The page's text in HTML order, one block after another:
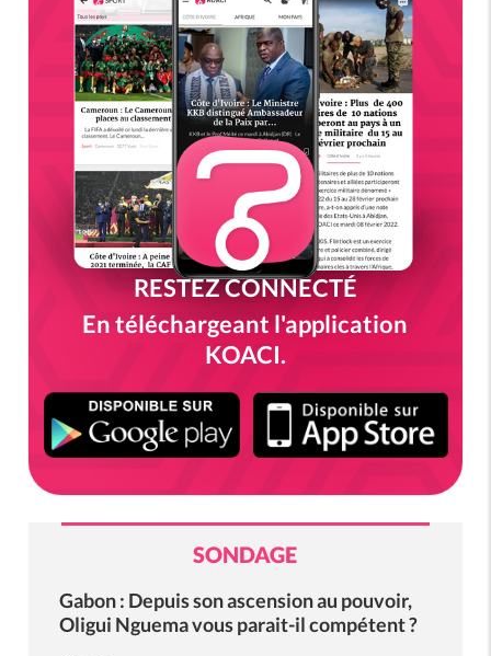
RESTEZ CONNECTÉ
En téléchargeant l'application
KOACI.
SONDAGE
Gabon : Depuis son ascension au pouvoir,
Oligui Nguema vous parait-il compétent ?